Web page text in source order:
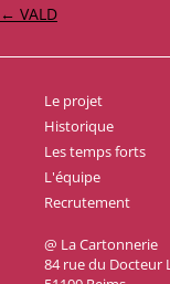
Navigation
← VALD
Le projet
Historique
Les temps forts
L'équipe
Recrutement
@ La Cartonnerie
84 rue du Docteur